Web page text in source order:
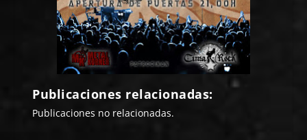
Publicaciones relacionadas:
Publicaciones no relacionadas.